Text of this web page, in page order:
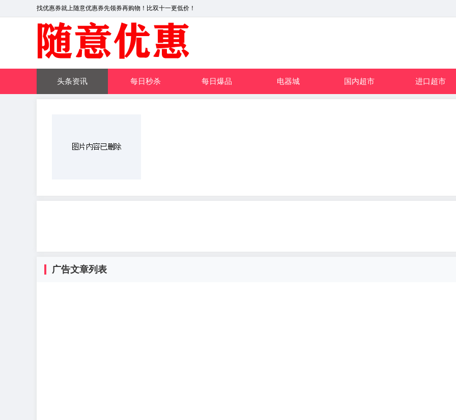
找优惠券就上随意优惠券先领券再购物！比双十一更低价！
头条资讯 每日秒杀 每日爆品 电器城 国内超市 进口超市
广告文章列表